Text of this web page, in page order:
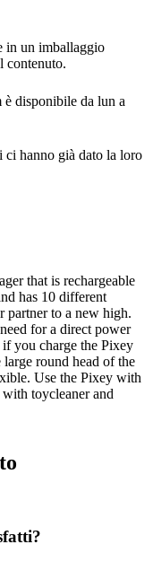
in un imballaggio
contenuto.
è disponibile da lun a
hanno già dato la loro
that is rechargeable
has 10 different
partner to a new high.
for a direct power
you charge the Pixey
round head of the
Use the Pixey with
toycleaner and